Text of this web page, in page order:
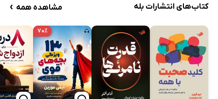
کتاب‌های انتشارات بله مشاهده همه ›
۷۰٪